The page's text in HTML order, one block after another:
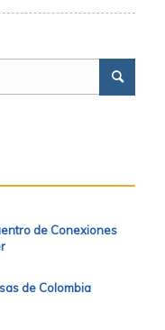
de Conexiones
de Colombia